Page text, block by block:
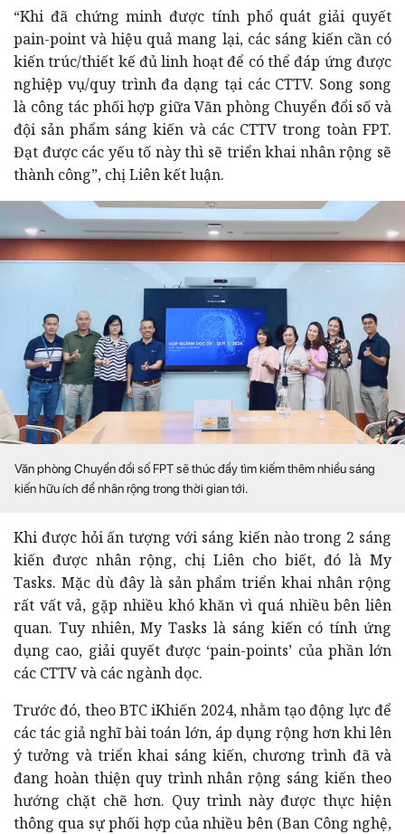
“Khi đã chứng minh được tính phổ quát giải quyết
pain-point và hiệu quả mang lại, các sáng kiến cần có
kiến trúc/thiết kế đủ linh hoạt để có thể đáp ứng được
nghiệp vụ/quy trình đa dạng tại các CTTV. Song song
là công tác phối hợp giữa Văn phòng Chuyển đổi số và
đội sản phẩm sáng kiến và các CTTV trong toàn FPT.
Đạt được các yếu tố này thì sẽ triển khai nhân rộng sẽ
thành công”, chị Liên kết luận.
Văn phòng Chuyển đổi số FPT sẽ thúc đẩy tìm kiếm thêm nhiều sáng
kiến hữu ích để nhân rộng trong thời gian tới.
Khi được hỏi ấn tượng với sáng kiến nào trong 2 sáng
kiến được nhân rộng, chị Liên cho biết, đó là My
Tasks. Mặc dù đây là sản phẩm triển khai nhân rộng
rất vất vả, gặp nhiều khó khăn vì quá nhiều bên liên
quan. Tuy nhiên, My Tasks là sáng kiến có tính ứng
dụng cao, giải quyết được ‘pain-points’ của phần lớn
các CTTV và các ngành dọc.
Trước đó, theo BTC iKhiến 2024, nhằm tạo động lực để
các tác giả nghĩ bài toán lớn, áp dụng rộng hơn khi lên
ý tưởng và triển khai sáng kiến, chương trình đã và
đang hoàn thiện quy trình nhân rộng sáng kiến theo
hướng chặt chẽ hơn. Quy trình này được thực hiện
thông qua sự phối hợp của nhiều bên (Ban Công nghệ,